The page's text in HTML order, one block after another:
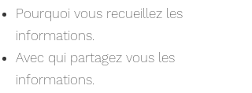
Pourquoi vous recueillez les
informations.
Avec qui partagez vous les
informations.